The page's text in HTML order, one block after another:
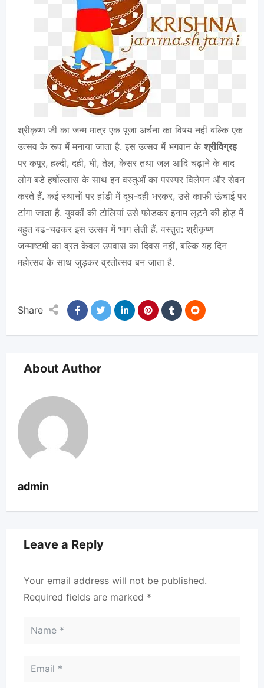
श्रीकृष्ण जी का जन्म मात्र एक पूजा अर्चना का विषय नहीं बल्कि एक
उत्सव के रूप में मनाया जाता है. इस उत्सव में भगवान केश्रीविग्रह
पर कपूर, हल्दी, दही, घी, तेल, केसर तथा जल आदि चढ़ाने के बाद
लोग बडे हर्षोल्लास के साथ इन वस्तुओं का परस्पर विलेपन और सेवन
करते हैं. कई स्थानों पर हांडी में दूध-दही भरकर, उसे काफी ऊंचाई पर
टांगा जाता है. युवकों की टोलियां उसे फोडकर इनाम लूटने की होड़ में
बहुत बढ-चढकर इस उत्सव में भाग लेती हैं. वस्तुत: श्रीकृष्ण
जन्माष्टमी का व्रत केवल उपवास का दिवस नहीं, बल्कि यह दिन
महोत्सव के साथ जुड़कर व्रतोत्सव बन जाता है.
Share
About Author
admin
Leave a Reply
Your email address will not be published.
Required fields are marked *